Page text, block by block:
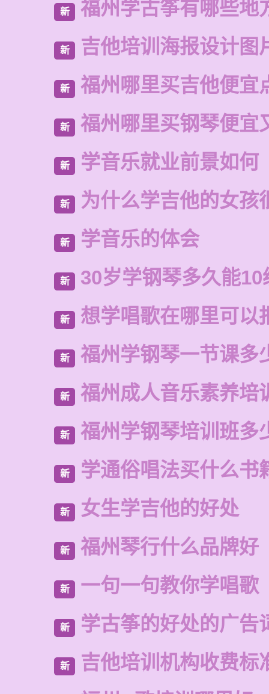
新 福州学古筝有哪些地
新 吉他培训海报设计图
新 福州哪里买吉他便宜
新 福州哪里买钢琴便宜
新 学音乐就业前景如何
新 为什么学吉他的女孩
新 学音乐的体会
新 30岁学钢琴多久能10
新 想学唱歌在哪里可以
新 福州学钢琴一节课多
新 福州成人音乐素养培
新 福州学钢琴培训班多
新 学通俗唱法买什么书
新 女生学吉他的好处
新 福州琴行什么品牌好
新 一句一句教你学唱歌
新 学古筝的好处的广告
新
吉他培训机构收费标